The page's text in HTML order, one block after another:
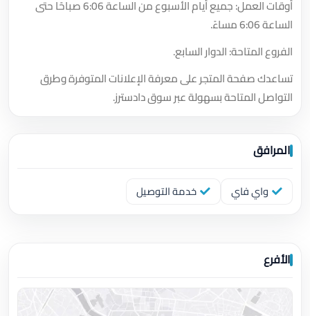
أوقات العمل: جميع أيام الأسبوع من الساعة 6:06 صباحًا حتى
الساعة 6:06 مساءً.
الفروع المتاحة: الدوار السابع.
تساعدك صفحة المتجر على معرفة الإعلانات المتوفرة وطرق
التواصل المتاحة بسهولة عبر سوق دادسترز.
المرافق
واي فاي خدمة التوصيل
الأفرع